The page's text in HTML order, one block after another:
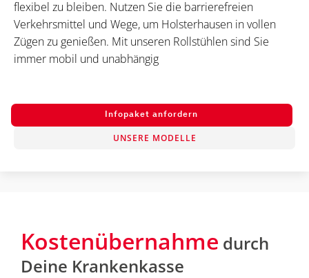
flexibel zu bleiben. Nutzen Sie die barrierefreien
Verkehrsmittel und Wege, um Holsterhausen in vollen
Zügen zu genießen. Mit unseren Rollstühlen sind Sie
immer mobil und unabhängig​
Infopaket anfordern
UNSERE MODELLE
Kostenübernahme durch
Deine Krankenkasse